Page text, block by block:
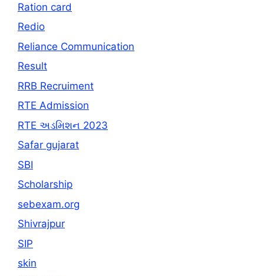
Ration card
Redio
Reliance Communication
Result
RRB Recruiment
RTE Admission
RTE અડમિશન 2023
Safar gujarat
SBI
Scholarship
sebexam.org
Shivrajpur
SIP
skin